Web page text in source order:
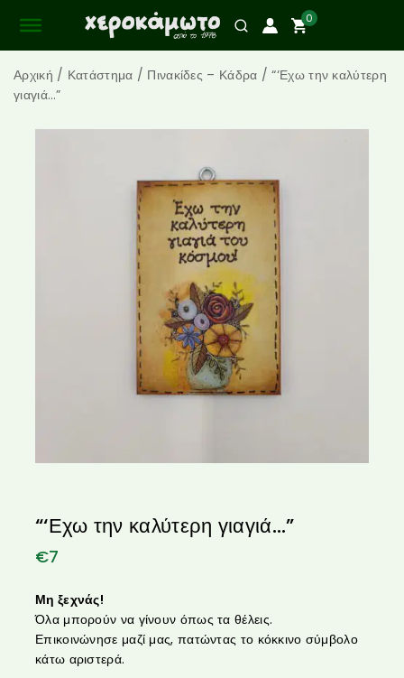
0
Αρχική / Κατάστημα / Πινακίδες – Κάδρα / “‘Εχω την καλύτερη
γιαγιά…”
“‘Εχω την καλύτερη γιαγιά…”
€7
Μη ξεχνάς!
Όλα μπορούν να γίνουν όπως τα θέλεις.
Επικοινώνησε μαζί μας, πατώντας το κόκκινο σύμβολο
κάτω αριστερά.